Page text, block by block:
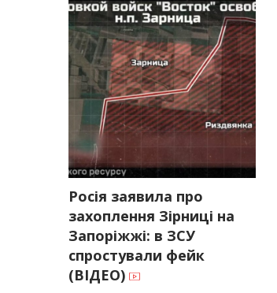
Росія заявила про
захоплення Зірниці на
Запоріжжі: в ЗСУ
спростували фейк
(ВІДЕО)